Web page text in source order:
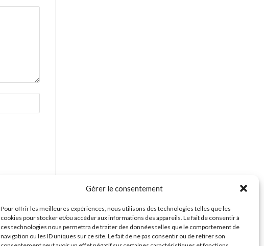
Gérer le consentement
Pour offrir les meilleures expériences, nous utilisons des technologies telles que les
cookies pour stocker et/ou accéder aux informations des appareils. Le fait de consentir à
ces technologies nous permettra de traiter des données telles que le comportement de
navigation ou les ID uniques sur ce site. Le fait de ne pas consentir ou de retirer son